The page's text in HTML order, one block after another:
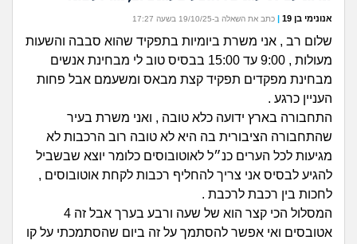
עצות חדשות
מה קורה כאן?
מדורים
זוגיות
היריון ולידה
חיפוש שאלות
הרשמה | התחברות
אנונימי בן 19 | כתב את השאלה ב-19/10/25 בשעה 17:27
שלום רב , אני משרת ביומיות בתפקיד שהוא סבבה והשעות
מעולות , 9:00 עד 15:00 בבסיס טוב לי מבחינת אנשים
מבחינת מפקדים תפקיד קצת מבאס ומשעמם אבל פחות
העניין כרגע .
התחבורה בארץ ידועה כלא טובה , ואני משרת בעיר
שהתחבורה הציבורית בה היא לא טובה רוב הרכבות לא
מגיעות לכל הערים כנ״ל לאוטובוסים כלומר יוצא שבשביל
להגיע לבסיס אני צריך להחליף רכבות לקחת אוטובוסים ,
לחכות בין רכבת לרכבת .
המסלול הכי קצר הוא של שעה ורבע בערך אבל זה 4
אטובסים ואי אפשר להסתמך על זה ביום שהסתמכתי על קו